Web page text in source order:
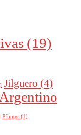
(19)
Jilguero (4)
Pfluger (1)